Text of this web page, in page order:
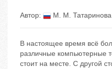
Автор: М. М. Татаринова
В настоящее время всё
различные компьютерные
стоит на месте. С другой